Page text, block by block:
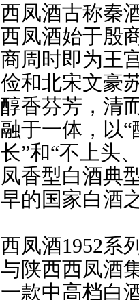
西凤酒古称秦
西凤酒始于殷
商周时即为王
俭和北宋文豪
醇香芬芳，清
融于一体，以
长”和“不上头
凤香型白酒典
早的国家白酒
西凤酒1952系
与陕西西凤酒
一款中高档白